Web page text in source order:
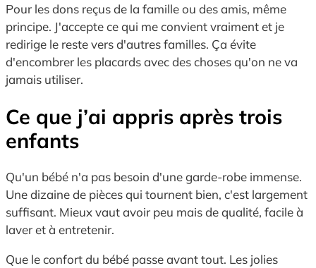
Pour les dons reçus de la famille ou des amis, même
principe. J'accepte ce qui me convient vraiment et je
redirige le reste vers d'autres familles. Ça évite
d'encombrer les placards avec des choses qu'on ne va
jamais utiliser.
Ce que j’ai appris après trois
enfants
Qu'un bébé n'a pas besoin d'une garde-robe immense.
Une dizaine de pièces qui tournent bien, c'est largement
suffisant. Mieux vaut avoir peu mais de qualité, facile à
laver et à entretenir.
Que le confort du bébé passe avant tout. Les jolies